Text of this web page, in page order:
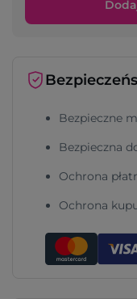
Bezpieczne
Bezpieczna
Ochrona
Ochrona